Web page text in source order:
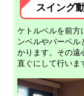
スイング
ケトルベルを前方
ンベルやバーベ
かります。その遠
直ぐにして行いま